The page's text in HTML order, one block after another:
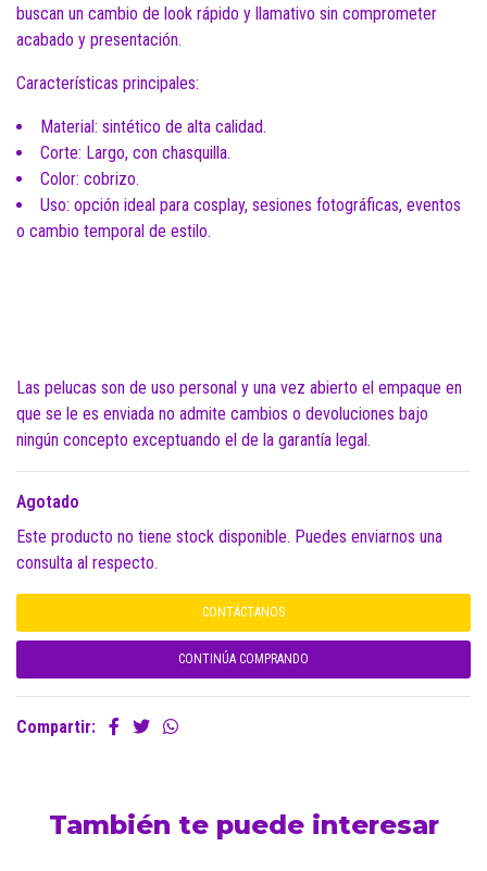
buscan un cambio de look rápido y llamativo sin comprometer
acabado y presentación.
Características principales:
Material: sintético de alta calidad.
Corte: Largo, con chasquilla.
Color: cobrizo.
Uso: opción ideal para cosplay, sesiones fotográficas, eventos
o cambio temporal de estilo.
Las pelucas son de uso personal y una vez abierto el empaque en
que se le es enviada no admite cambios o devoluciones bajo
ningún concepto exceptuando el de la garantía legal.
Agotado
Este producto no tiene stock disponible. Puedes enviarnos una
consulta al respecto.
CONTÁCTANOS
CONTINÚA COMPRANDO
Compartir:
También te puede interesar